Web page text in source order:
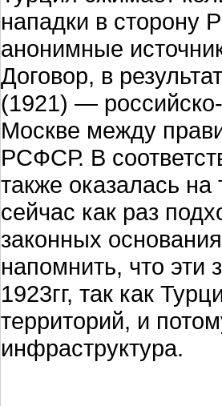
нападки в сторону
анонимные
Договор, в
(1921) —
Москве между
РСФСР. В
также оказалась
сейчас как раз
законных
напомнить, что
1923гг, так как
территорий, и
инфраструктура.